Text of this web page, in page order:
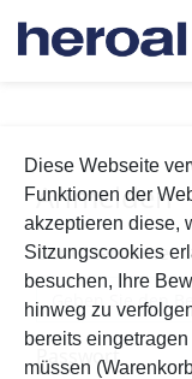
Diese Webseite
Funktionen der
akzeptieren diese,
Sitzungscookies
besuchen, Ihre
hinweg zu
bereits
müssen
Anmelden
Benutzername
Passwort